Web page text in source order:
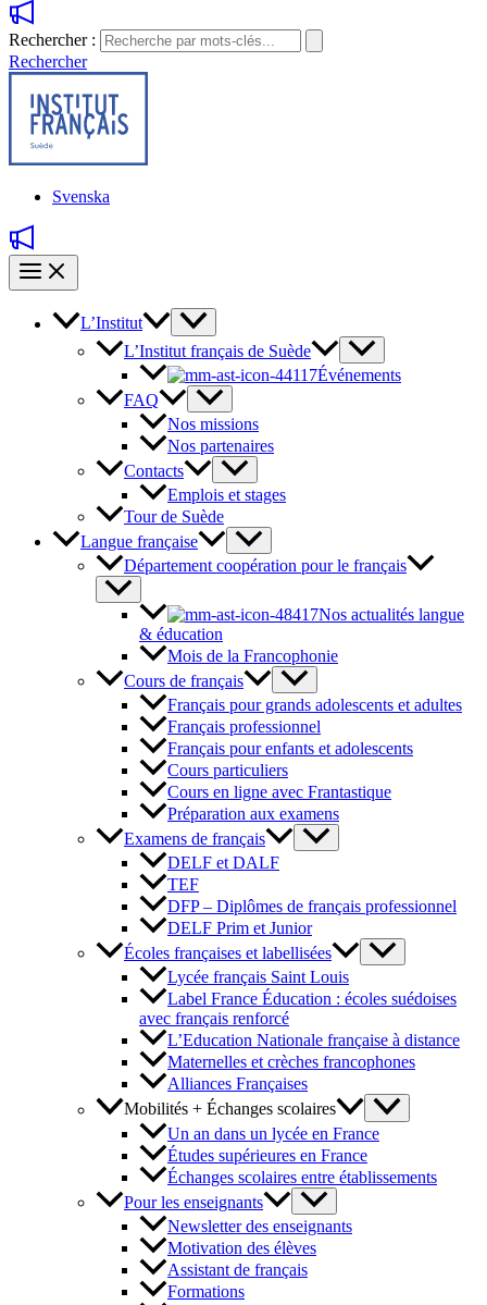
Rechercher :
Rechercher
Svenska
L’Institut
L’Institut français de Suède
Événements
FAQ
Nos missions
Nos partenaires
Contacts
Emplois et stages
Tour de Suède
Langue française
Département coopération pour le français
Nos actualités langue
& éducation
Mois de la Francophonie
Cours de français
Français pour grands adolescents et adultes
Français professionnel
Français pour enfants et adolescents
Cours particuliers
Cours en ligne avec Frantastique
Préparation aux examens
Examens de français
DELF et DALF
TEF
DFP – Diplômes de français professionnel
DELF Prim et Junior
Écoles françaises et labellisées
Lycée français Saint Louis
Label France Éducation : écoles suédoises
avec français renforcé
L’Education Nationale française à distance
Maternelles et crèches francophones
Alliances Françaises
Mobilités + Échanges scolaires
Un an dans un lycée en France
Études supérieures en France
Échanges scolaires entre établissements
Pour les enseignants
Newsletter des enseignants
Motivation des élèves
Assistant de français
Formations